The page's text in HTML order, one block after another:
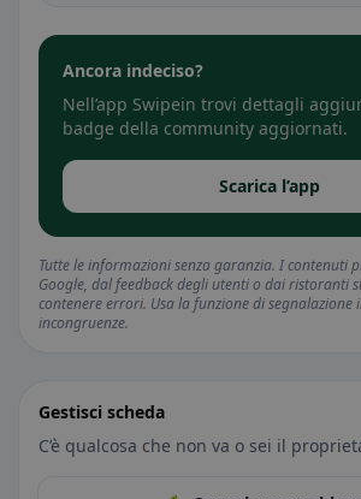
Ancora indeciso?
Nell’app Swipein trovi dettagli
badge della community aggiornati.
Scarica l’app
Tutte le informazioni senza garanzia. I contenuti
Google, dal feedback degli utenti o dai ristoranti
contenere errori. Usa la funzione di segnalazione
incongruenze.
Gestisci scheda
C’è qualcosa che non va o sei il